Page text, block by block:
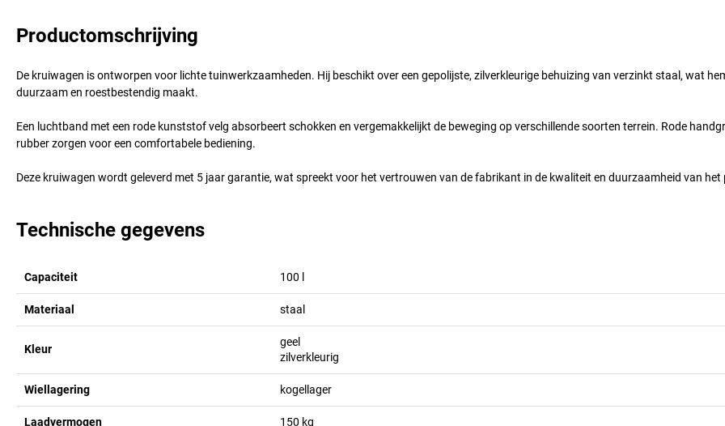
Productomschrijving
De kruiwagen is ontworpen voor lichte tuinwerkzaamheden. Hij beschikt over een gepolijste, zilverkleurige behuizing van verzinkt staal, wat
duurzaam en roestbestendig maakt.
Een luchtband met een rode kunststof velg absorbeert schokken en vergemakkelijkt de beweging op verschillende soorten terrein. Rode
rubber zorgen voor een comfortabele bediening.
Deze kruiwagen wordt geleverd met 5 jaar garantie, wat spreekt voor het vertrouwen van de fabrikant in de kwaliteit en duurzaamheid van
Technische gegevens
Capaciteit 100
Materiaal staal
Kleur
geel
zilverkleurig
Wiellagering kogellager
Laadvermogen 150 kg